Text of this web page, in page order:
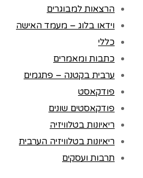
הרצאות למבוגרים
וידאו בלוג – מעמד האישה
כללי
כתבות ומאמרים
ערבית בקטנה – פתגמים
פודקאסט
פודקאסטים שונים
ריאיונות בטלוויזיה
ריאיונות בטלוויזיה הערבית
תרבות ועסקים